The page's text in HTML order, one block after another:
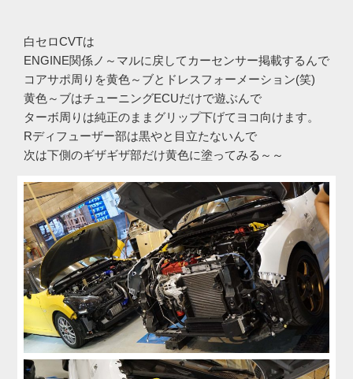
白セロCVTは
ENGINE関係ノ～マルに戻してカーセンサー掲載するんで
コアサポ周りを黄色～ブとドレスフォーメーション(笑)
黄色～ブはチューニングECUだけで遊ぶんで
ターボ周りは純正のままグリップ下げてヨコ向けます。
Rディフューザー部は黒やと目立たないんで
次は下側のギザギザ部だけ黄色に塗ってみる～～